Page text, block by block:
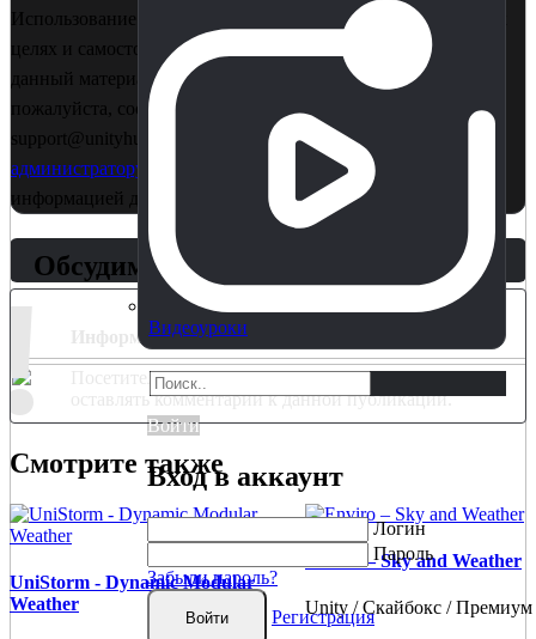
Видеоуроки
Войти
Вход в аккаунт
Логин
Пароль
Забыли пароль?
Войти
Регистрация
Использование в коммерции - запрещено! Только в учебных
целях и самостоятельного изучения. Если Вы считаете, что
данный материал нарушает ваши авторские права,
пожалуйста, сообщите об этом нам на почту
support@unityhub.pro или в личные сообщения
администратору
. Также рекомендуем ознакомиться с
информацией для правообладателейпо этой ссылке..
Обсудим?
!
Информация
Посетители, находящиеся в группеГости, не могут
оставлять комментарии к данной публикации.
Смотрите также
UniStorm - Dynamic Modular
Weather
Enviro – Sky and Weather
Unity / Скайбокс / Премиум